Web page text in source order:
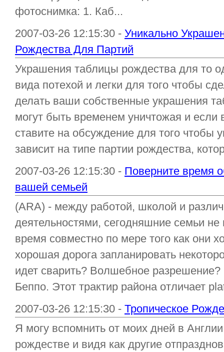
фотоснимка: 1. Каб...
2007-03-26 12:15:30 - Уникально
Рождества Для Партий
Украшения таблицы рождества для то
вида потехой и легки для того чтобы
делать ваши собственные украшения
могут быть временем уничтожая и
ставите на обсуждение для того чтобы
зависит на типе партии рождества,
2007-03-26 12:15:30 - Поверните время
вашей семьей
(ARA) - между работой, школой и
деятельностями, сегодняшние семьи не
время совместно по мере того как они
хорошая дорога запланировать
идет сварить? Волшебное
Беппо. Этот трактир района отличает
2007-03-26 12:15:30 - Тропическое
Я могу вспомнить от моих дней в
рождестве и видя как другие